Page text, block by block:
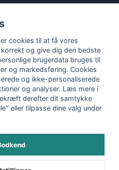
Handelsbetingelser
Persondatapolitik
Cookies
cookies til at få vores
og give dig den bedste
brugerdata bruges til
og markedsføring. Cookies
og ikke-personaliserede
og analyser. Læs mere i
derefter dit samtykke
eller tilpasse dine valg under